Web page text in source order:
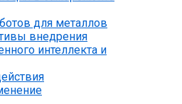
для металлов
внедрения
интеллекта и